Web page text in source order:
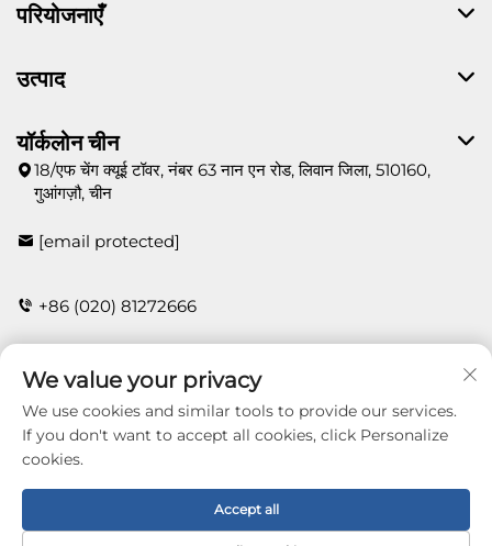
परियोजनाएँ
उत्पाद
यॉर्कलोन चीन
18/एफ चेंग क्यूई टॉवर, नंबर 63 नान एन रोड, लिवान जिला, 510160,
गुआंगज़ौ, चीन
[email protected]
+86 (020) 81272666
संपर्क
Copyright © 2026 Guangzhou Yorklon Wallcoverings
Limited. All right reserved -
We value your privacy
We use cookies and similar tools to provide our services.
If you don't want to accept all cookies, click Personalize
cookies.
Accept all